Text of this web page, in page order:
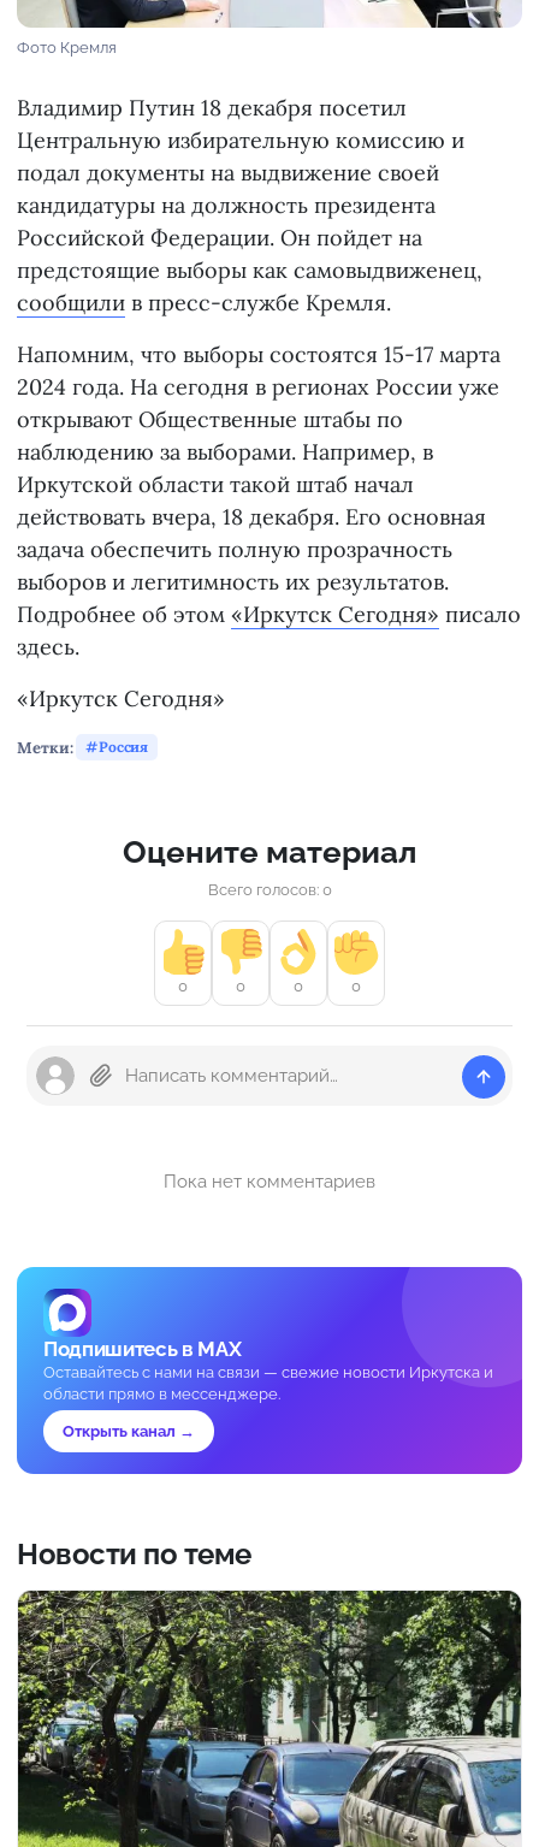
Фото Кремля
Владимир Путин 18 декабря посетил
Центральную избирательную комиссию и
подал документы на выдвижение своей
кандидатуры на должность президента
Российской Федерации. Он пойдет на
предстоящие выборы как самовыдвиженец,
сообщили в пресс-службе Кремля.
Напомним, что выборы состоятся 15-17 марта
2024 года. На сегодня в регионах России уже
открывают Общественные штабы по
наблюдению за выборами. Например, в
Иркутской области такой штаб начал
действовать вчера, 18 декабря. Его основная
задача обеспечить полную прозрачность
выборов и легитимность их результатов.
Подробнее об этом «Иркутск Сегодня» писало
здесь.
«Иркутск Сегодня»
Метки: Россия
Оцените материал
Всего голосов: 0
0 0 0 0
Пока нет комментариев
Подпишитесь в MAX
Оставайтесь с нами на связи — свежие новости Иркутска и
области прямо в мессенджере.
Открыть канал →
Новости по теме